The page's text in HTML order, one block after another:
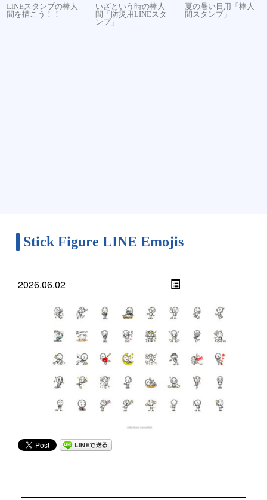
LINEスタンプの棒人
間を描こう！！
いざという時の棒人
間「防災用LINEスタ
ンプ」
夏の暑い日用「棒人
間スタンプ」
Stick Figure LINE Emojis
2026.06.02